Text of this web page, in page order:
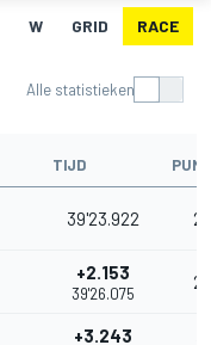
W GRID RACE
Alle statistieken
TIJD
39'23.922 25
+2.153
39'26.075
20
+3.243